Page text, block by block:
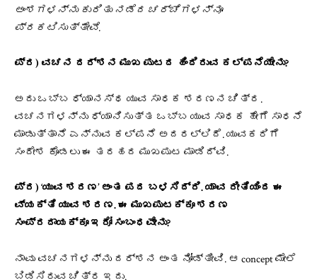
ಅಂಶಗಳನ್ನು ಕುರಿತು ನಡೆದ ಚರ್ಚೆಗಳನ್ನೂ
ಪ್ರಕಟಿಸುತ್ತೇವೆ.
ಪ್ರ) ವಚನ ದರ್ಶನ ಮುಖ ಪುಟದ ಹಿಂದಿರುವ ಕಲ್ಪನೆಯೇನು?
ಅದು ಒಬ್ಬ ಧ್ಯಾನಸ್ಥ ಯುವ ಸಾಧಕ ಶರಣನ ಚಿತ್ರ.
ವಚನಗಳನ್ನು ಧ್ಯಾನಿಸುತ್ತ ಒಬ್ಬ ಯುವ ಸಾಧಕ ಹೇಗೆ ಸಾಧನೆ
ಮಾಡುತ್ತಾನೆ ಎನ್ನುವ ಕಲ್ಪನೆ ಅದರಲ್ಲಿದೆ. ಯುವಕರಿಗೆ
ಸಂದೇಶ ಕೊಡಲು ಈ ತರಹದ ಮುಖಪುಟ ಮಾಡಿದ್ವಿ.
ಪ್ರ) ‘ಯುವ ಶರಣ’ ಅಂತ ಪದ ಬಳಸಿದ್ರಿ. ಯಾವ ರೀತಿಯಿಂದ ಈ
ವ್ಯಕ್ತಿ ಯುವ ಶರಣ. ಈ ಮುಖಪುಟಕ್ಕೂ ಶರಣ
ಸಂಪ್ರದಾಯಕ್ಕೂ ಇರೋ ಸಂಬಂಧವೇನು?
ನಾವು ವಚನಗಳನ್ನು ದರ್ಶನ ಅಂತ ನೋಡ್ತೀವಿ. ಆ concept ಮೇಲೆ
ಬಿಡಿಸಿರುವ ಚಿತ್ರ ಇದು.